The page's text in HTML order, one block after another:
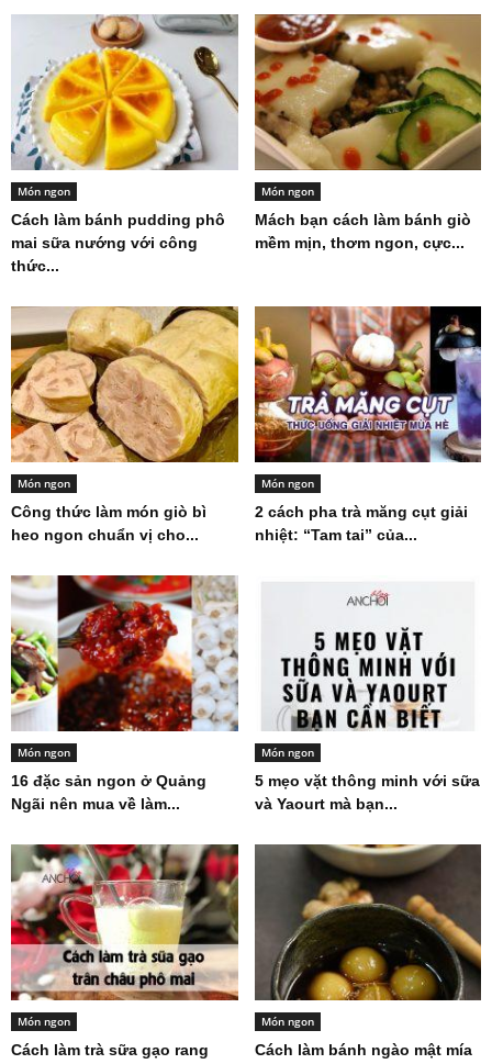
Món ngon
Cách làm bánh pudding phô
mai sữa nướng với công
thức...
Món ngon
Mách bạn cách làm bánh giò
mềm mịn, thơm ngon, cực...
Món ngon
Công thức làm món giò bì
heo ngon chuẩn vị cho...
Món ngon
2 cách pha trà măng cụt giải
nhiệt: “Tam tai” của...
Món ngon
16 đặc sản ngon ở Quảng
Ngãi nên mua về làm...
Món ngon
5 mẹo vặt thông minh với sữa
và Yaourt mà bạn...
Món ngon
Cách làm trà sữa gạo rang
Món ngon
Cách làm bánh ngào mật mía